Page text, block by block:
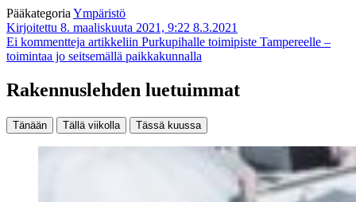
Pääkategoria Ympäristö
Kirjoitettu 8. maaliskuuta 2021, 9:22 8.3.2021
Ei kommentteja artikkeliin Purkupihalle toimipiste Tampereelle –
toimintaa jo seitsemällä paikkakunnalla
Rakennuslehden luetuimmat
Tänään Tällä viikolla Tässä kuussa